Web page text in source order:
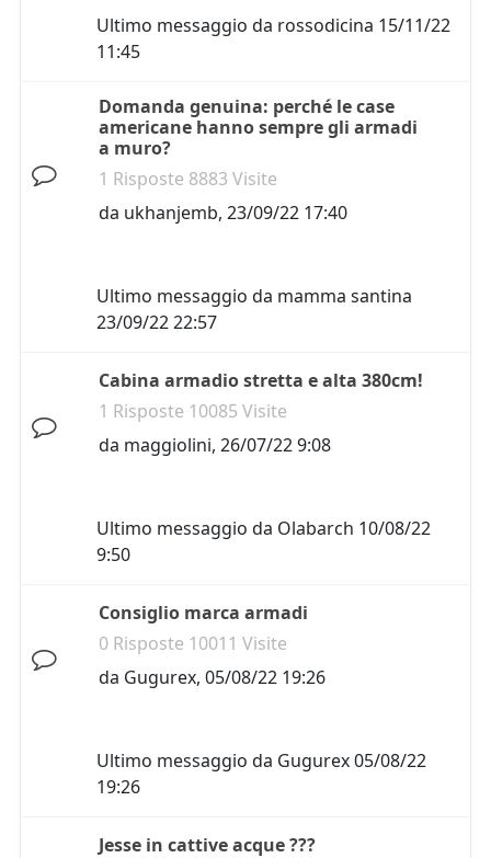
Ultimo messaggio da rossodicina 15/11/22
11:45
Domanda genuina: perché le case
americane hanno sempre gli armadi
a muro?
1 Risposte 8883 Visite
da ukhanjemb, 23/09/22 17:40
Ultimo messaggio da mamma santina
23/09/22 22:57
Cabina armadio stretta e alta 380cm!
1 Risposte 10085 Visite
da maggiolini, 26/07/22 9:08
Ultimo messaggio da Olabarch 10/08/22
9:50
Consiglio marca armadi
0 Risposte 10011 Visite
da Gugurex, 05/08/22 19:26
Ultimo messaggio da Gugurex05/08/22
19:26
Jesse in cattive acque ???